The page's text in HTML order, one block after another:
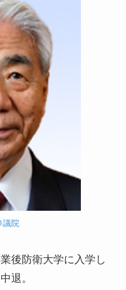
議院
後防衛大学に入学し
退。